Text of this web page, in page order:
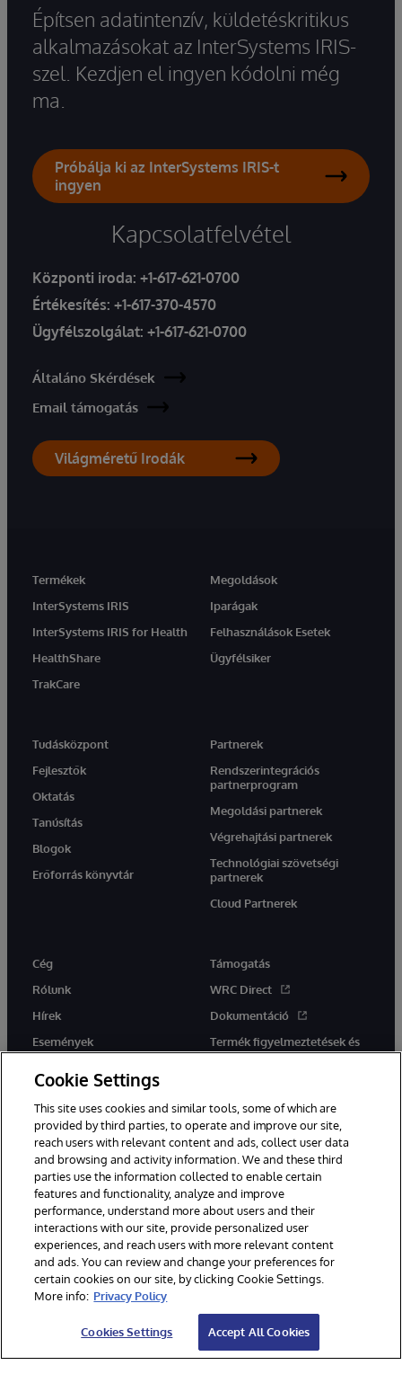
Építsen adatintenzív, küldetéskritikus
alkalmazásokat az InterSystems IRIS-
szel. Kezdjen el ingyen kódolni még
ma.
Próbálja ki az InterSystems IRIS-t
ingyen
Kapcsolatfelvétel
Központi iroda: +1-617-621-0700
Értékesítés: +1-617-370-4570
Ügyfélszolgálat: +1-617-621-0700
Általáno Skérdések
Email támogatás
Világméretű Irodák
Termékek
InterSystems IRIS
InterSystems IRIS for Health
HealthShare
TrakCare
Megoldások
Iparágak
Felhasználások Esetek
Ügyfélsiker
Tudásközpont
Fejlesztők
Oktatás
Tanúsítás
Blogok
Erőforrás könyvtár
Partnerek
Rendszerintegrációs
partnerprogram
Megoldási partnerek
Végrehajtási partnerek
Technológiai szövetségi
partnerek
Cloud Partnerek
Cég
Rólunk
Hírek
Események
Támogatás
WRC Direct
Dokumentáció
Termék figyelmeztetések és
tanácsok
Ez a weboldal gépi fordítást használ. Bármilyen fordítási konfliktus
esetén az oldal angol nyelvű változata élvez elsőbbséget.
© 1996-2026 InterSystems Corporation, Boston, MA. Minden jog
fenntartva.
Értesítések/Feltételek és feltételek
Adatvédelmi nyilatkozat
Garancia
Hozzáférhetőség
Cookie Settings
This site uses cookies and similar tools, some of which are
provided by third parties, to operate and improve our site,
reach users with relevant content and ads, collect user data
and browsing and activity information. We and these third
parties use the information collected to enable certain
features and functionality, analyze and improve
performance, understand more about users and their
interactions with our site, provide personalized user
experiences, and reach users with more relevant content
and ads. You can review and change your preferences for
certain cookies on our site, by clicking Cookie Settings.
More info: Privacy Policy
Cookies Settings Accept All Cookies